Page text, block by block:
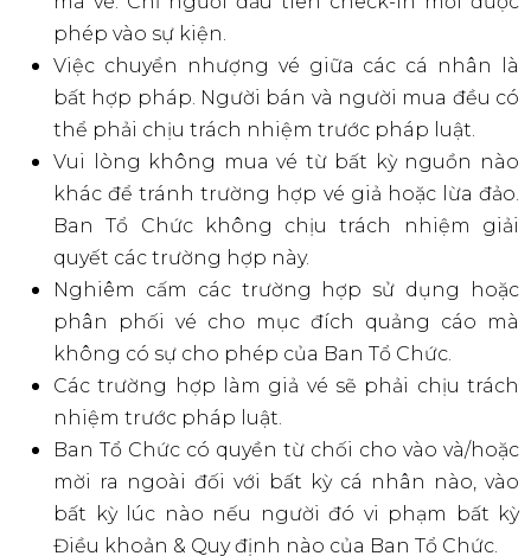
chính thức từ BTC & Ticketbox.
Vé vào khu General Area và Fan Zone là vé
đứng, khách hàng tới trước sẽ có vị trí tốt. Khu
vực Fan Zone có số lượng giới hạn, đề nghị giữ
đúng khu làm thủ tục check-in tương ứng.
Khách hàng vui lòng xuất trình vé để check-in
nhận vòng tay trước khi vào sự kiện.
Khách tham dự lòng bảo quản Vòng tay, nếu
Vòng tay bị hỏng hoặc mất sẽ không được cấp
lại.
Sau khi check-in vào cổng, trước 7:00 PM cùng
ngày, khách có thể ra vào sự kiện với vòng tay
check-in được phát khi check-in lần đầu. Sau
7:00 PM, khách ra khỏi sự kiện sẽ không thể
vào lại.
Tất cả khách tham dự phải luôn đeo vòng tay
được phát và thực hiện check-in lại khi vào lại